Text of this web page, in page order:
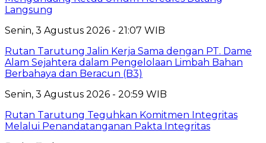
Langsung
Senin, 3 Agustus 2026 - 21:07 WIB
Rutan Tarutung Jalin Kerja Sama dengan PT. Dame
Alam Sejahtera dalam Pengelolaan Limbah Bahan
Berbahaya dan Beracun (B3)
Senin, 3 Agustus 2026 - 20:59 WIB
Rutan Tarutung Teguhkan Komitmen Integritas
Melalui Penandatanganan Pakta Integritas